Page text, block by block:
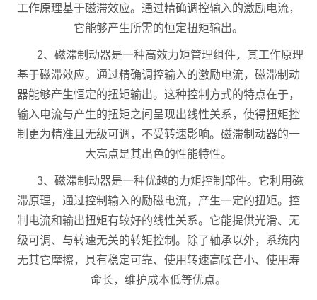
工作原理基于磁滞效应。通过精确调控输入的激励电流，
它能够产生所需的恒定扭矩输出。
2、磁滞制动器是一种高效力矩管理组件，其工作原理
基于磁滞效应。通过精确调控输入的激励电流，磁滞制动
器能够产生恒定的扭矩输出。这种控制方式的特点在于，
输入电流与产生的扭矩之间呈现出线性关系，使得扭矩控
制更为精准且无级可调，不受转速影响。磁滞制动器的一
大亮点是其出色的性能特性。
3、磁滞制动器是一种优越的力矩控制部件。它利用磁
滞原理，通过控制输入的励磁电流，产生一定的扭矩。控
制电流和输出扭矩有较好的线性关系。它能提供光滑、无
级可调、与转速无关的转矩控制。除了轴承以外，系统内
无其它摩擦，具有稳定可靠、使用转速高噪音小、使用寿
命长，维护成本低等优点。